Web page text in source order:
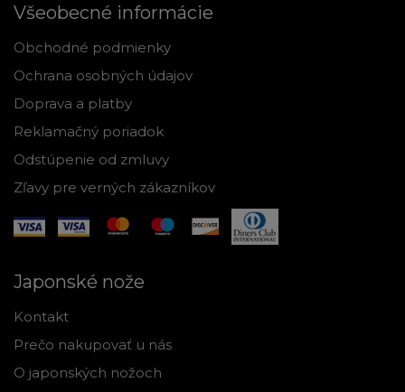
Všeobecné informácie
Obchodné podmienky
Ochrana osobných údajov
Doprava a platby
Reklamačný poriadok
Odstúpenie od zmluvy
Zľavy pre verných zákazníkov
Japonské nože
Kontakt
Prečo nakupovať u nás
O japonských nožoch